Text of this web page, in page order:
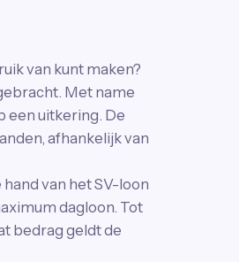
van kunt maken?
Met name
een uitkering. De
afhankelijk van
van het SV-loon
dagloon. Tot
bedrag geldt de